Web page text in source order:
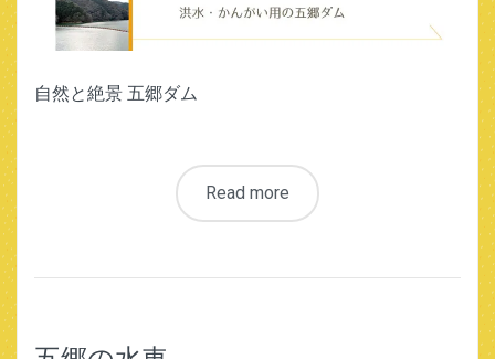
自然と絶景 五郷ダム
Read more